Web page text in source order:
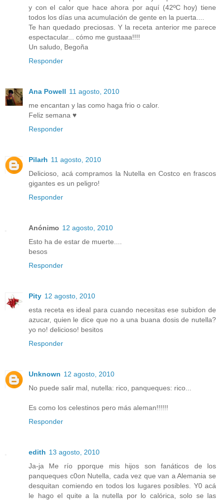
y con el calor que hace ahora por aquí (42ºC hoy) tiene
todos los días una acumulación de gente en la puerta....
Te han quedado preciosas. Y la receta anterior me parece
espectacular... cómo me gustaaa!!!!
Un saludo, Begoña
Responder
Ana Powell 11 agosto, 2010
me encantan y las como haga frio o calor.
Feliz semana ♥
Responder
Pilarh 11 agosto, 2010
Delicioso, acá compramos la Nutella en Costco en frascos
gigantes es un peligro!
Responder
Anónimo 12 agosto, 2010
Esto ha de estar de muerte....
besos
Responder
Pity 12 agosto, 2010
esta receta es ideal para cuando necesitas ese subidon de
azucar, quien le dice que no a una buana dosis de nutella?
yo no! delicioso! besitos
Responder
Unknown 12 agosto, 2010
No puede salir mal, nutella: rico, panqueques: rico...
Es como los celestinos pero más aleman!!!!!!
Responder
edith 13 agosto, 2010
Ja-ja Me río pporque mis hijos son fanáticos de los
panqueques c0on Nutella, cada vez que van a Alemania se
desquitan comiendo en todos los lugares posibles. Y0 acá
le hago el quite a la nutella por lo calórica, solo se las